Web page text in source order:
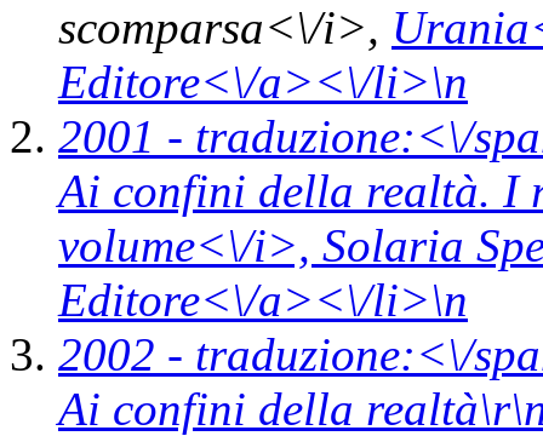
scomparsa<\/i>,
Editore<\/a><\/li>\n
2001 - traduzione:<\/
Ai confini della realtà. I
volume<\/i>, Solaria
Editore<\/a><\/li>\n
2002 - traduzione:<\/
Ai confini della